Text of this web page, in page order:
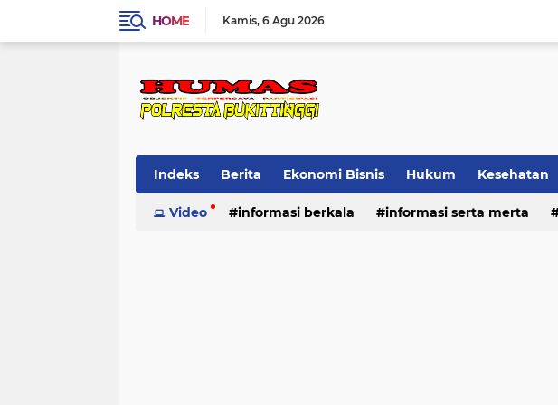
HOME Kamis 6 Agu 2026
Indeks Berita Ekonomi Bisnis Hukum Kesehatan
Standard Operasional Prosedur Video
Video informasi berkala informasi serta merta